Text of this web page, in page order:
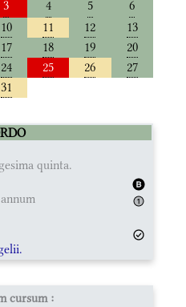
3 4 5
6
10 11 12
13
17 18 19
20
24 25 26
27
31
quinta.
cursum :